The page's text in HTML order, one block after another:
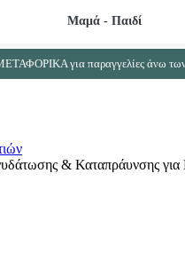
Μαμά - Παιδί
για παραγγελίες άνω
& Καταπράυνσης για